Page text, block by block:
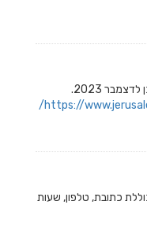
2023.
https://
כתובת, טלפון, שעות